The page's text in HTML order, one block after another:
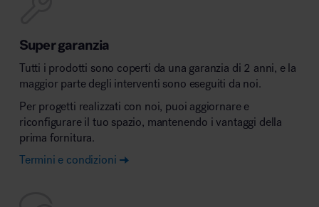
Super garanzia
Tutti i prodotti sono coperti da una garanzia di 2 anni, e la
maggior parte degli interventi sono eseguiti da noi.
Per progetti realizzati con noi, puoi aggiornare e
riconfigurare il tuo spazio, mantenendo i vantaggi della
prima fornitura.
Termini e condizioni